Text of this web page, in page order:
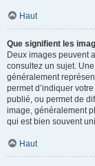
Haut
Que signifient les
Deux images peuvent
consultez un sujet.
généralement
permet d’indiquer
publié, ou permet de
image, généralement
qui est bien souvent
Haut